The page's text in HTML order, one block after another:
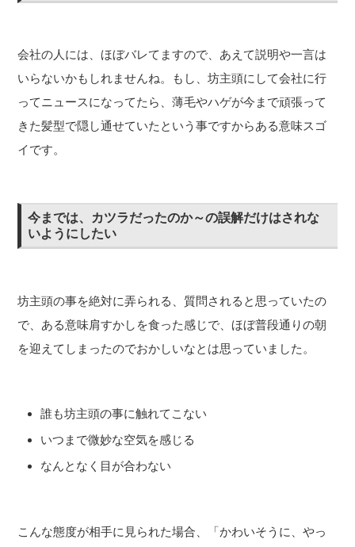
会社の人には、ほぼバレてますので、あえて説明や一言は
いらないかもしれませんね。もし、坊主頭にして会社に行
ってニュースになってたら、薄毛やハゲが今まで頑張って
きた髪型で隠し通せていたという事ですからある意味スゴ
イです。
今までは、カツラだったのか～の誤解だけはされな
いようにしたい
坊主頭の事を絶対に弄られる、質問されると思っていたの
で、ある意味肩すかしを食った感じで、ほぼ普段通りの朝
を迎えてしまったのでおかしいなとは思っていました。
誰も坊主頭の事に触れてこない
いつまで微妙な空気を感じる
なんとなく目が合わない
こんな態度が相手に見られた場合、「かわいそうに、やっ